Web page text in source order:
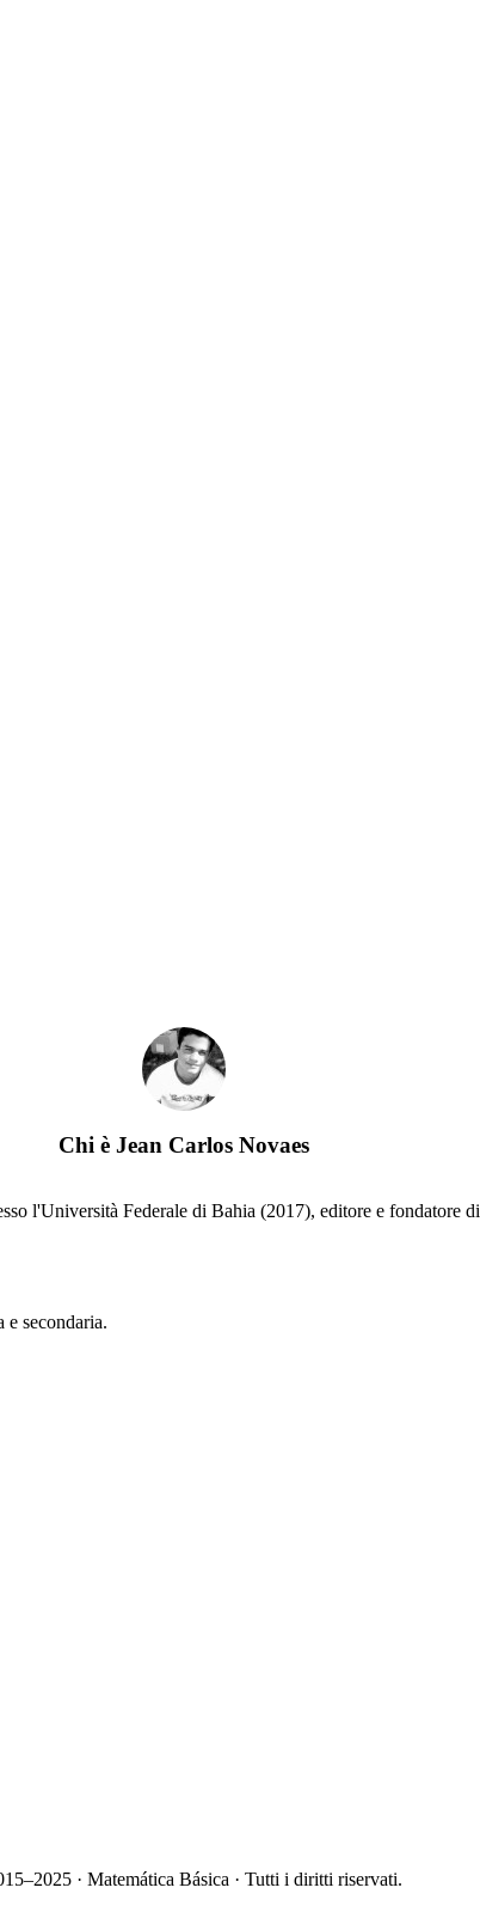
Chi è Jean Carlos Novaes
l'Università Federale di Bahia (2017), editore e fondatore
e secondaria.
· Matemática Básica · Tutti i diritti riservati.